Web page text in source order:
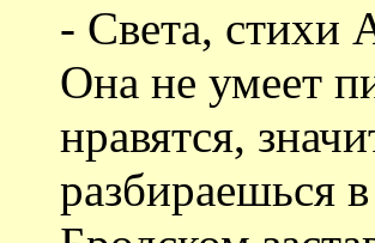
- Света, стихи
Она не умеет
нравятся,
разбираешься